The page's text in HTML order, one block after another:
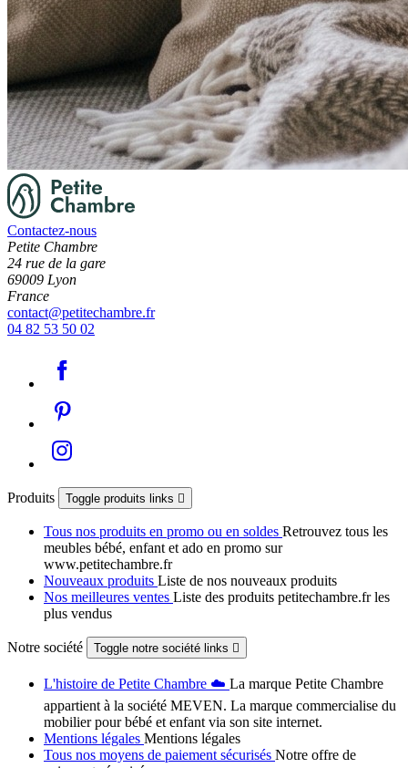
Contactez-nous
Petite Chambre
24 rue de la gare
69009 Lyon
France
contact@petitechambre.fr
04 82 53 50 02
Produits Toggle produits links 
Tous nos produits en promo ou en soldes Retrouvez tous les
meubles bébé, enfant et ado en promo sur
www.petitechambre.fr
Nouveaux produits Liste de nos nouveaux produits
Nos meilleures ventes Liste des produits petitechambre.fr les
plus vendus
Notre société Toggle notre société links 
L'histoire de Petite Chambre ☁️ La marque Petite Chambre
appartient à la société MEVEN. La marque commercialise du
mobilier pour bébé et enfant via son site internet.
Mentions légales Mentions légales
Tous nos moyens de paiement sécurisés Notre offre de